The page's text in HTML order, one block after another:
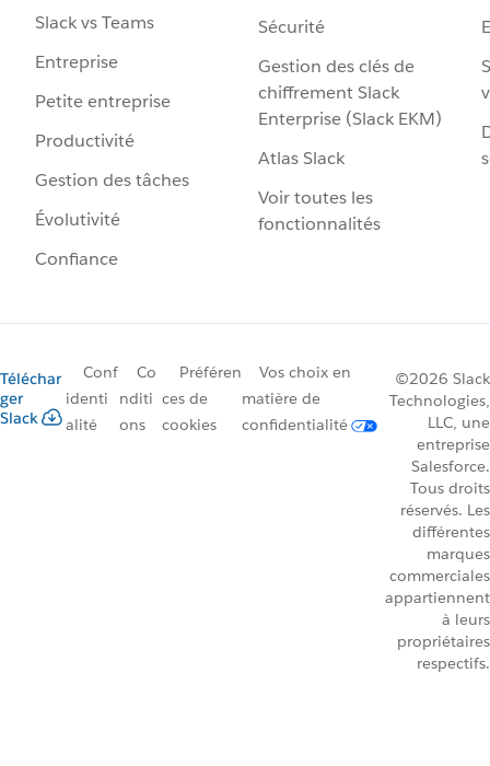
Slack vs Teams
Entreprise
Petite entreprise
Productivité
Gestion des tâches
Évolutivité
Confiance
Sécurité
Gestion des clés de
chiffrement Slack
Enterprise (Slack EKM)
Atlas Slack
Voir toutes les
fonctionnalités
Téléchar
ger
Slack
Conf
identi
alité
Co
nditi
ons
Préféren
ces de
cookies
Vos choix en
matière de
confidentialité
©2026 Slack
Technologies,
LLC, une
entreprise
Salesforce.
Tous droits
réservés. Les
différentes
marques
commerciales
appartiennent
à leurs
propriétaires
respectifs.